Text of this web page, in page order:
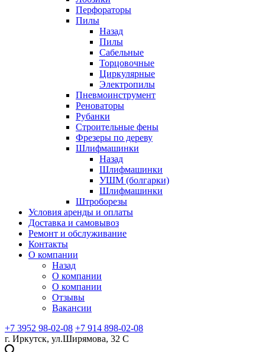
Перфораторы
Пилы
Назад
Пилы
Сабельные
Торцовочные
Циркулярные
Электропилы
Пневмоинструмент
Реноваторы
Рубанки
Строительные фены
Фрезеры по дереву
Шлифмашинки
Назад
Шлифмашинки
УШМ (болгарки)
Шлифмашинки
Штроборезы
Условия аренды и оплаты
Доставка и самовывоз
Ремонт и обслуживание
Контакты
О компании
Назад
О компании
О компании
Отзывы
Вакансии
+7 3952 98-02-08 +7 914 898-02-08
г. Иркутск, ул.Ширямова, 32 С